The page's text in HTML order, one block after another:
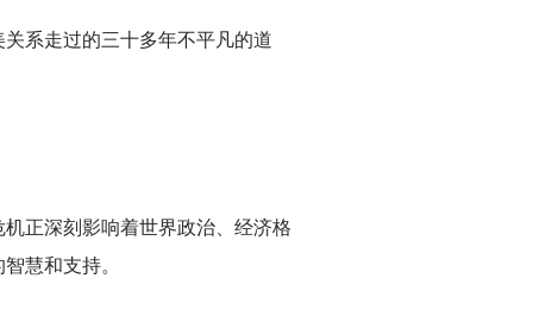
系走过的三十多年不平凡的道
正深刻影响着世界政治、经济格
慧和支持。